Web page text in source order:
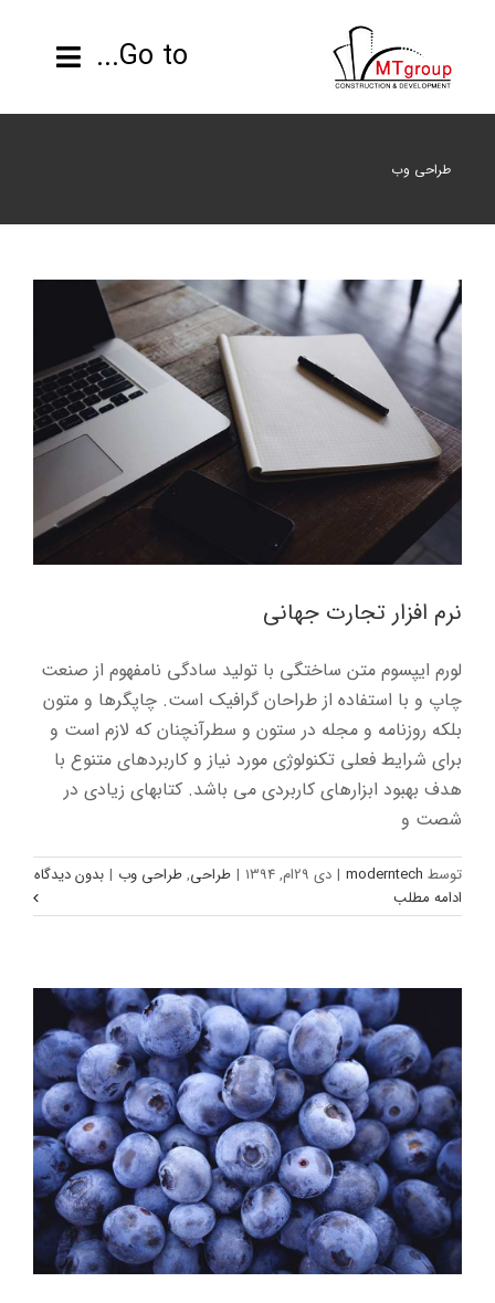
Go to...
اطلاعات فنی
رزومه
تماس با ما
طراحی وب
نرم افزار تجارت جهانی
لورم ایپسوم متن ساختگی با تولید سادگی نامفهوم از صنعت
چاپ و با استفاده از طراحان گرافیک است. چاپگرها و متون
بلکه روزنامه و مجله در ستون و سطرآنچنان که لازم است و
برای شرایط فعلی تکنولوژی مورد نیاز و کاربردهای متنوع با
هدف بهبود ابزارهای کاربردی می باشد. کتابهای زیادی در
شصت و
توسط moderntech
| دی 29ام, 1394 | طراحی,طراحی وب | بدون دیدگاه
ادامه مطلب
پرفروش ترین نرم افزار تجاری
اخبار طراحی وب